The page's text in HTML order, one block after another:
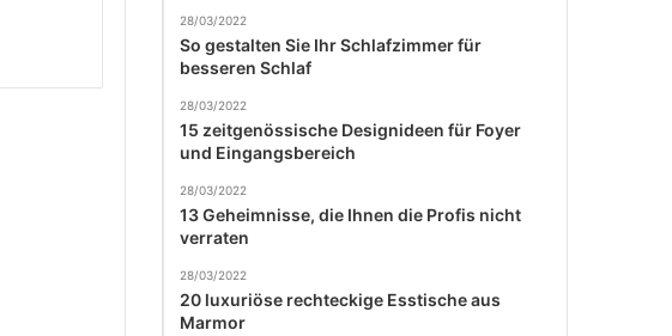
28/03/2022
So gestalten Sie Ihr Schlafzimmer für
besseren Schlaf
28/03/2022
15 zeitgenössische Designideen für Foyer
und Eingangsbereich
28/03/2022
13 Geheimnisse, die Ihnen die Profis nicht
verraten
28/03/2022
20 luxuriöse rechteckige Esstische aus
Marmor